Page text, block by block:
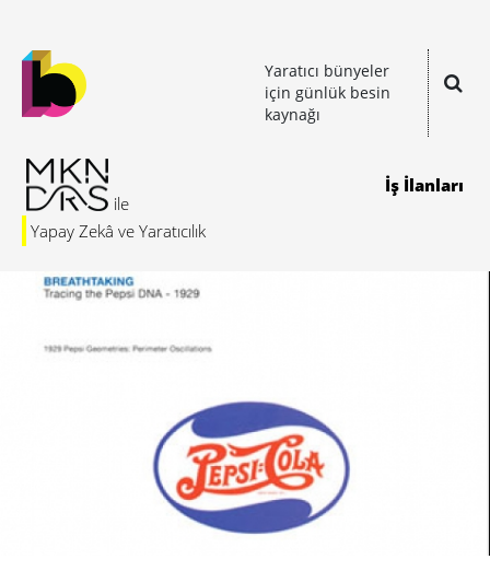
Yaratıcı bünyeler
için günlük besin
kaynağı
Yapay Zekâ ve Yaratıcılık
İş İlanları